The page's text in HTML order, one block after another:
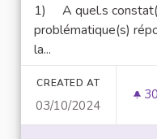
1) A quel.s
problématique(s)
la...
CREATED AT
03/10/2024
30